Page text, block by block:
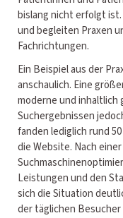
bislang nicht erfolgt
und begleiten Praxen
Fachrichtungen.
Ein Beispiel aus der
anschaulich. Eine
moderne und inhaltlich
Suchergebnissen
fanden lediglich rund
die Website. Nach
Leistungen und den
sich die Situation
der täglichen Besucher